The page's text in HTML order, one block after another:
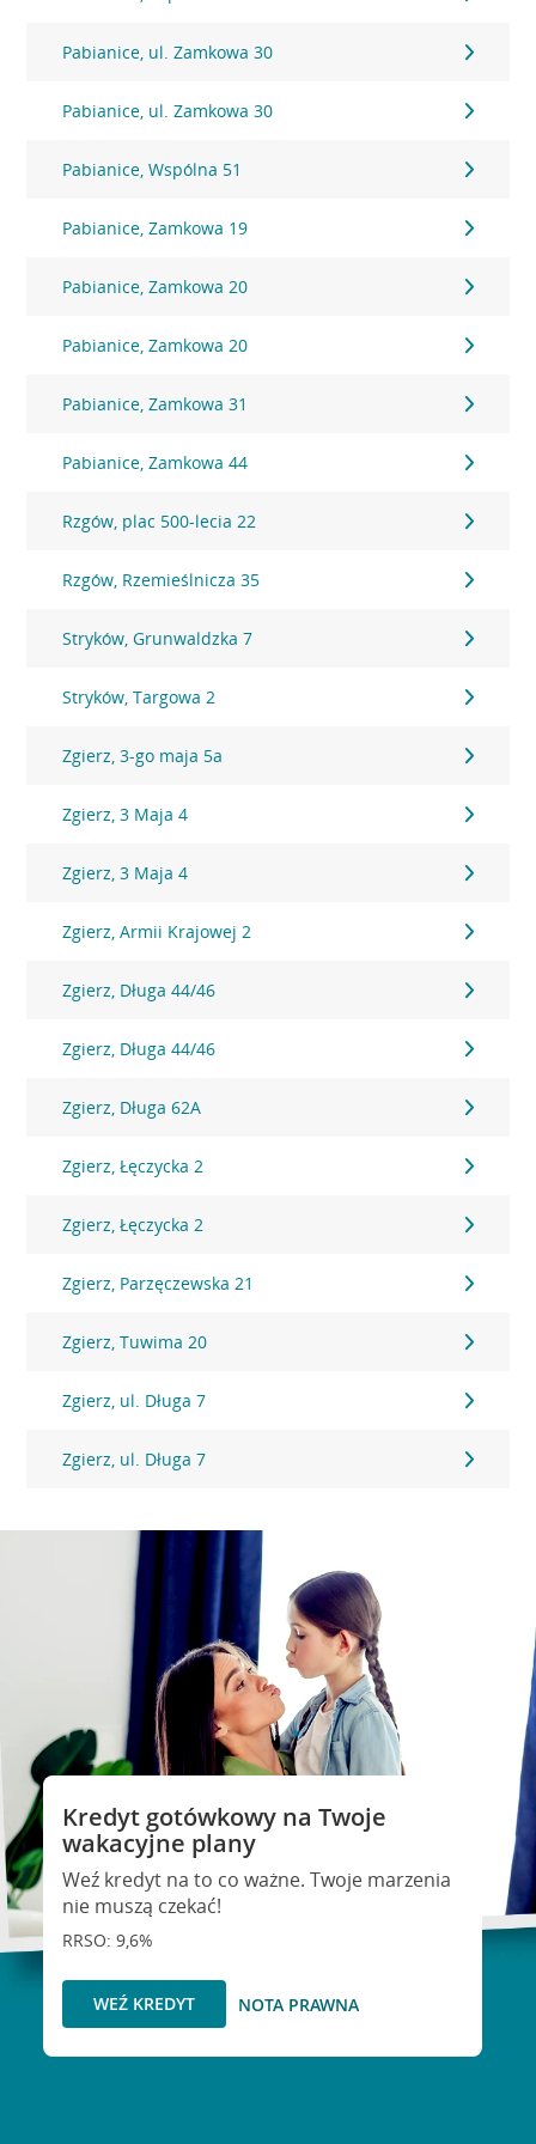
Pabianice, ul. Zamkowa 30
Pabianice, ul. Zamkowa 30
Pabianice, Wspólna 51
Pabianice, Zamkowa 19
Pabianice, Zamkowa 20
Pabianice, Zamkowa 20
Pabianice, Zamkowa 31
Pabianice, Zamkowa 44
Rzgów, plac 500-lecia 22
Rzgów, Rzemieślnicza 35
Stryków, Grunwaldzka 7
Stryków, Targowa 2
Zgierz, 3-go maja 5a
Zgierz, 3 Maja 4
Zgierz, 3 Maja 4
Zgierz, Armii Krajowej 2
Zgierz, Długa 44/46
Zgierz, Długa 44/46
Zgierz, Długa 62A
Zgierz, Łęczycka 2
Zgierz, Łęczycka 2
Zgierz, Parzęczewska 21
Zgierz, Tuwima 20
Zgierz, ul. Długa 7
Zgierz, ul. Długa 7
Kredyt gotówkowy na Twoje
wakacyjne plany
Weź kredyt na to co ważne. Twoje marzenia
nie muszą czekać!
RRSO: 9,6%
WEŹ KREDYT NOTA PRAWNA